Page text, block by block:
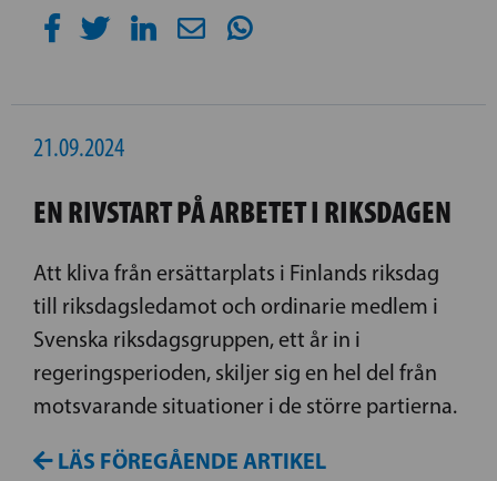
21.09.2024
EN RIVSTART PÅ ARBETET I RIKSDAGEN
Att kliva från ersättarplats i Finlands riksdag
till riksdagsledamot och ordinarie medlem i
Svenska riksdagsgruppen, ett år in i
regeringsperioden, skiljer sig en hel del från
motsvarande situationer i de större partierna.
LÄS FÖREGÅENDE ARTIKEL